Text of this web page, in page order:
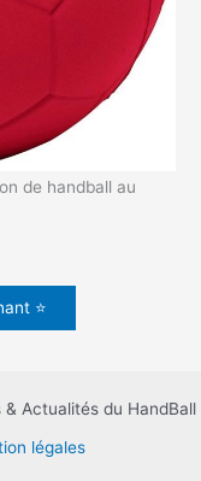
de handball au
⭐
Actualités du HandBall
légales